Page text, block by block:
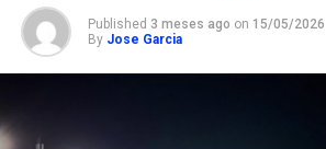
Published 3 meses ago on 15/05/2026
By Jose Garcia